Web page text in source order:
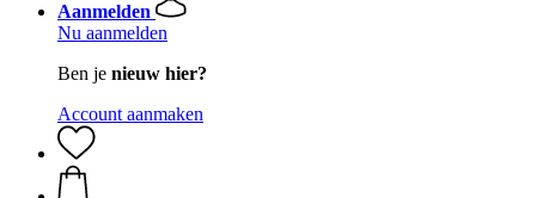
Aanmelden
Nu aanmelden
Ben je nieuw hier?
Account aanmaken